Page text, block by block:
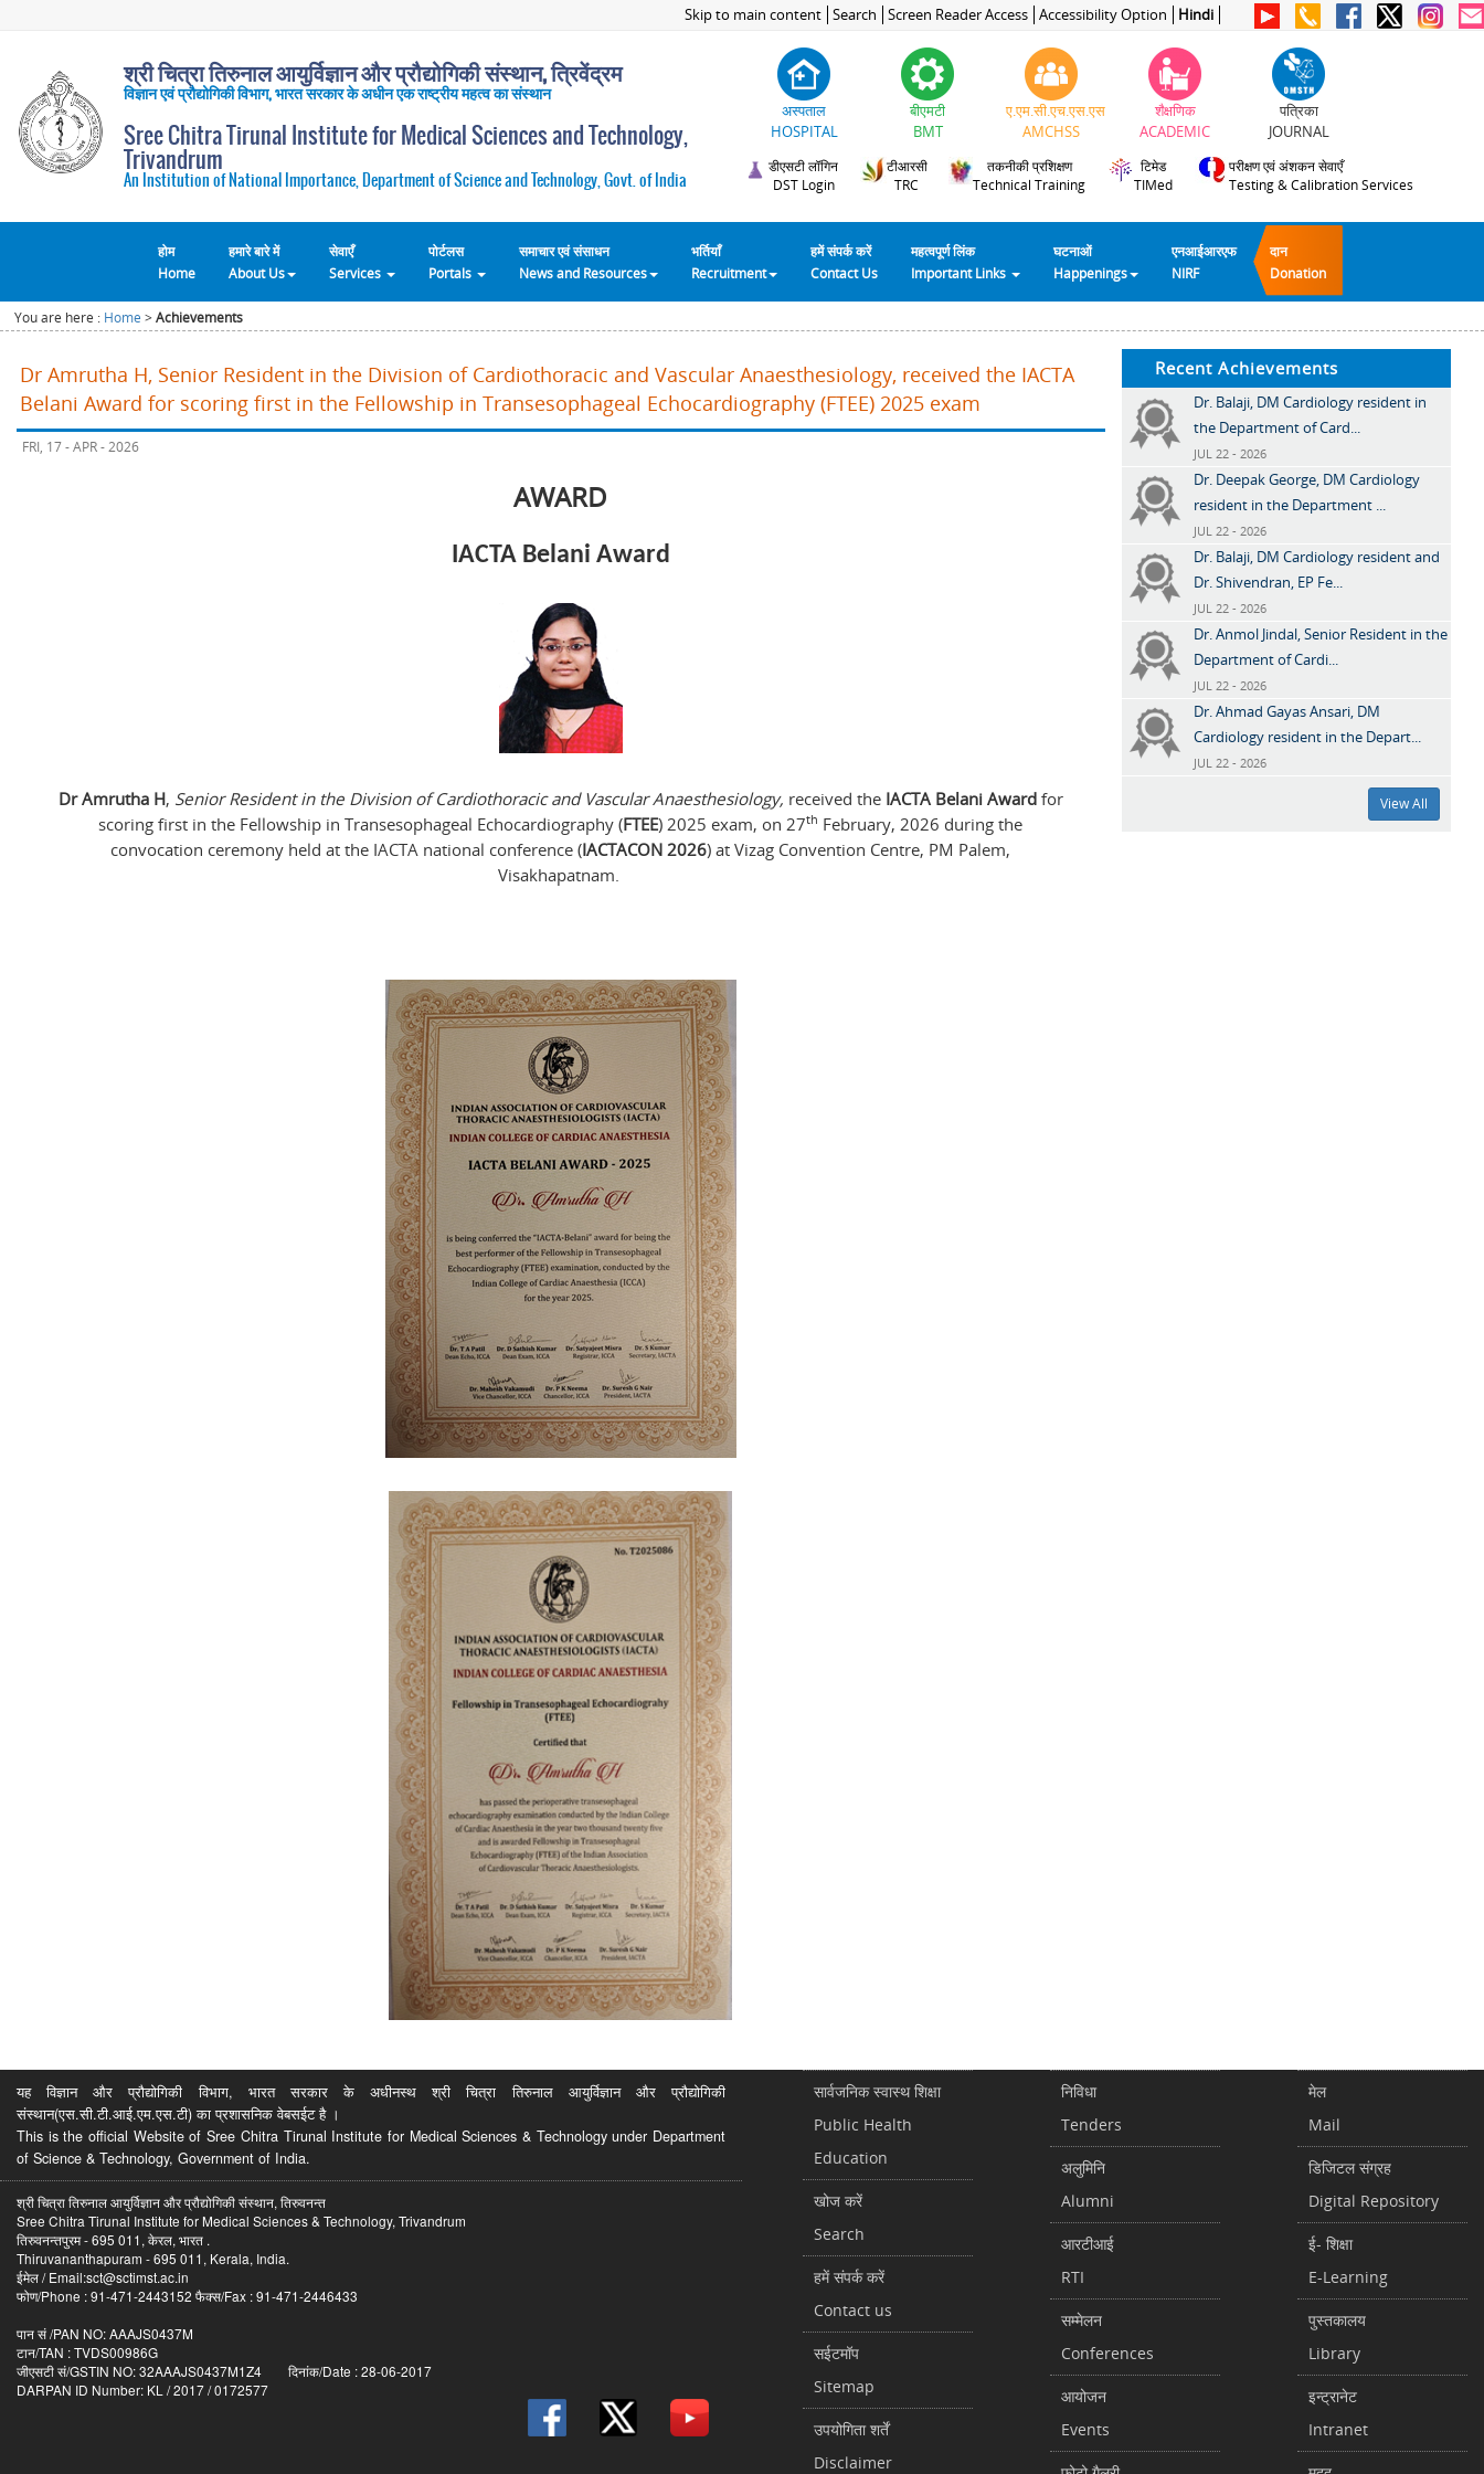
Skip to main content Search Screen Reader Access Accessibility Option Hindi
श्री चित्रा तिरुनाल आयुर्विज्ञान और प्रौद्योगिकी संस्थान, त्रिवेंद्रम
विज्ञान एवं प्रौद्योगिकी विभाग, भारत सरकार के अधीन एक राष्ट्रीय महत्व का संस्थान
Sree Chitra Tirunal Institute for Medical Sciences and Technology,
Trivandrum
An Institution of National Importance, Department of Science and Technology, Govt. of India
अस्पताल
HOSPITAL
बीएमटी
BMT
ए.एम.सी.एच.एस.एस
AMCHSS
शैक्षणिक
ACADEMIC
पत्रिका
JOURNAL
डीएसटी लॉगिन
DST Login
टीआरसी
TRC
तकनीकी प्रशिक्षण
Technical Training
टिमेड
TIMed
परीक्षण एवं अंशकन सेवाएँ
Testing & Calibration Services
होम
Home
हमारे बारे में
About Us
सेवाएँ
Services
पोर्टलस
Portals
समाचार एवं संसाधन
News and Resources
भर्तियाँ
Recruitment
हमें संपर्क करें
Contact Us
महत्वपूर्ण लिंक
Important Links
घटनाओं
Happenings
एनआईआरएफ
NIRF
दान
Donation
You are here : Home >Achievements
Dr Amrutha H, Senior Resident in the Division of Cardiothoracic and Vascular Anaesthesiology, received the IACTA
Belani Award for scoring first in the Fellowship in Transesophageal Echocardiography (FTEE) 2025 exam
FRI, 17 - APR - 2026
AWARD
IACTA Belani Award
Dr Amrutha H, Senior Resident in the Division of Cardiothoracic and Vascular Anaesthesiology, received the IACTA Belani Awardfor
scoring first in the Fellowship in Transesophageal Echocardiography (FTEE) 2025 exam, on 27th February, 2026 during the
convocation ceremony held at the IACTA national conference (IACTACON 2026) at Vizag Convention Centre, PM Palem,
Visakhapatnam.
Recent Achievements
Dr. Balaji, DM Cardiology resident in
the Department of Card...
JUL 22 - 2026
Dr. Deepak George, DM Cardiology
resident in the Department ...
JUL 22 - 2026
Dr. Balaji, DM Cardiology resident and
Dr. Shivendran, EP Fe...
JUL 22 - 2026
Dr. Anmol Jindal, Senior Resident in the
Department of Cardi...
JUL 22 - 2026
Dr. Ahmad Gayas Ansari, DM
Cardiology resident in the Depart...
JUL 22 - 2026
View All
यह विज्ञान और प्रौद्योगिकी विभाग, भारत सरकार के अधीनस्थ श्री चित्रा तिरुनाल आयुर्विज्ञान और प्रौद्योगिकी
संस्थान(एस.सी.टी.आई.एम.एस.टी) का प्रशासनिक वेबसईट है ।
This is the official Website of Sree Chitra Tirunal Institute for Medical Sciences & Technology under Department
of Science & Technology, Government of India.
श्री चित्रा तिरुनाल आयुर्विज्ञान और प्रौद्योगिकी संस्थान, तिरुवनन्त
Sree Chitra Tirunal Institute for Medical Sciences & Technology, Trivandrum
तिरुवनन्तपुरम - 695 011, केरल, भारत .
Thiruvananthapuram - 695 011, Kerala, India.
ईमेल / Email:sct@sctimst.ac.in
फोण/Phone : 91-471-2443152 फैक्स/Fax : 91-471-2446433
पान सं /PAN NO: AAAJS0437M
टान/TAN : TVDS00986G
जीएसटी सं/GSTIN NO: 32AAAJS0437M1Z4 दिनांक/Date : 28-06-2017
DARPAN ID Number: KL / 2017 / 0172577
सार्वजनिक स्वास्थ शिक्षा
Public Health
Education
खोज करें
Search
हमें संपर्क करें
Contact us
सईटमॉप
Sitemap
उपयोगिता शर्तें
Disclaimer
निविधा
Tenders
अलुमिनि
Alumni
आरटीआई
RTI
सम्मेलन
Conferences
आयोजन
Events
मेल
Mail
डिजिटल संग्रह
Digital Repository
ई- शिक्षा
E-Learning
पुस्तकालय
Library
इन्ट्रानेट
Intranet